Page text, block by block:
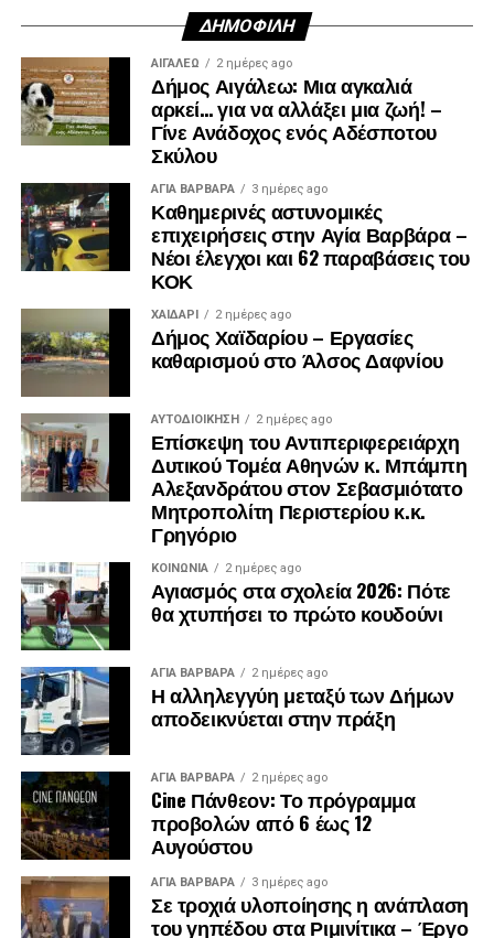
Λίγα λεπτά αργότερα, έφτασε και ο πρώην
πρωθυπουργός, Αντώνης Σαμαράς, ο οποίος αφού
συλλυπήθηκε την οικογένεια, αποχώρησε.
ΔΗΜΟΦΙΛΉ
ΑΙΓΑΛΕΩ 2 ημέρες ago
Δήμος Αιγάλεω: Μια αγκαλιά
αρκεί… για να αλλάξει μια ζωή! –
Γίνε Ανάδοχος ενός Αδέσποτου
Σκύλου
ΑΓΙΑ ΒΑΡΒΑΡΑ 3 ημέρες ago
Καθημερινές αστυνομικές
επιχειρήσεις στην Αγία Βαρβάρα –
Νέοι έλεγχοι και 62 παραβάσεις του
ΚΟΚ
ΧΑΪΔΑΡΙ 2 ημέρες ago
Δήμος Χαϊδαρίου – Εργασίες
καθαρισμού στο Άλσος Δαφνίου
ΑΥΤΟΔΙΟΊΚΗΣΗ 2 ημέρες ago
Επίσκεψη του Αντιπεριφερειάρχη
Δυτικού Τομέα Αθηνών κ. Μπάμπη
Αλεξανδράτου στον Σεβασμιότατο
Μητροπολίτη Περιστερίου κ.κ.
Γρηγόριο
ΚΟΙΝΩΝΊΑ 2 ημέρες ago
Αγιασμός στα σχολεία 2026: Πότε
θα χτυπήσει το πρώτο κουδούνι
ΑΓΙΑ ΒΑΡΒΑΡΑ 2 ημέρες ago
Η αλληλεγγύη μεταξύ των Δήμων
αποδεικνύεται στην πράξη
ΑΓΙΑ ΒΑΡΒΑΡΑ 2 ημέρες ago
Cine Πάνθεον: Το πρόγραμμα
προβολών από 6 έως 12
Αυγούστου
ΑΓΙΑ ΒΑΡΒΑΡΑ 3 ημέρες ago
Σε τροχιά υλοποίησης η ανάπλαση
του γηπέδου στα Ριμινίτικα – Έργο